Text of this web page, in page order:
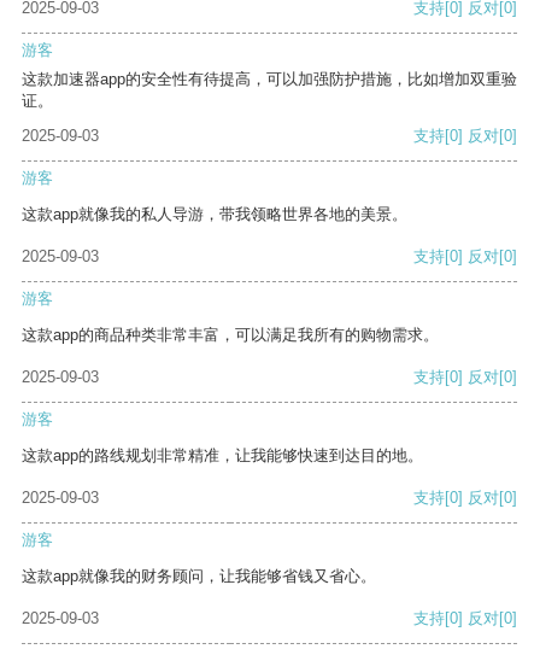
2025-09-03 支持[0] 反对[0]
游客
这款加速器app的安全性有待提高，可以加强防护措施，比如增加双重验
证。
2025-09-03
支持[0] 反对[0]
游客
这款app就像我的私人导游，带我领略世界各地的美景。
2025-09-03 支持[0] 反对[0]
游客
这款app的商品种类非常丰富，可以满足我所有的购物需求。
2025-09-03 支持[0] 反对[0]
游客
这款app的路线规划非常精准，让我能够快速到达目的地。
2025-09-03 支持[0] 反对[0]
游客
这款app就像我的财务顾问，让我能够省钱又省心。
2025-09-03 支持[0] 反对[0]